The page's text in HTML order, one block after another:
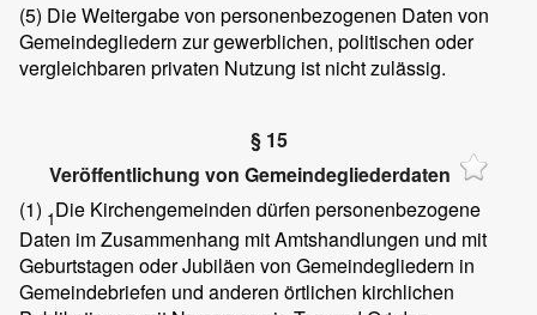
(5) Die Weitergabe von personenbezogenen Daten von
Gemeindegliedern zur gewerblichen, politischen oder
vergleichbaren privaten Nutzung ist nicht zulässig.
§ 15
Veröffentlichung von Gemeindegliederdaten
(1) 1Die Kirchengemeinden dürfen personenbezogene
Daten im Zusammenhang mit Amtshandlungen und mit
Geburtstagen oder Jubiläen von Gemeindegliedern in
Gemeindebriefen und anderen örtlichen kirchlichen